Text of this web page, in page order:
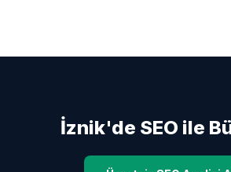
İznik'de SEO ile